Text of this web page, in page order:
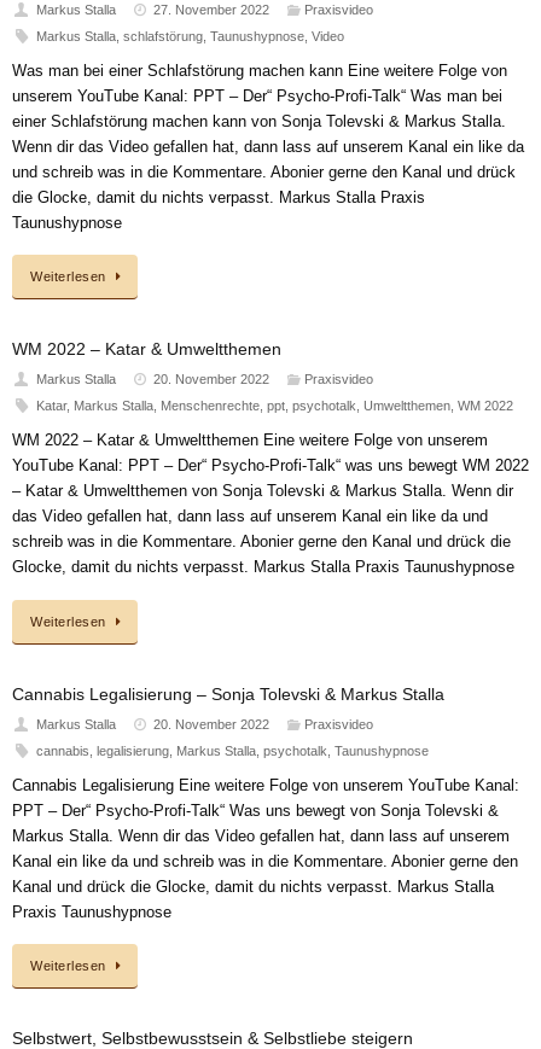
Markus Stalla 27. November 2022
Praxisvideo
Markus Stalla, schlafstörung, Taunushypnose, Video
Was man bei einer Schlafstörung machen kann Eine weitere Folge von
unserem YouTube Kanal: PPT – Der“ Psycho-Profi-Talk“ Was man bei
einer Schlafstörung machen kann von Sonja Tolevski & Markus Stalla.
Wenn dir das Video gefallen hat, dann lass auf unserem Kanal ein like da
und schreib was in die Kommentare. Abonier gerne den Kanal und drück
die Glocke, damit du nichts verpasst. Markus Stalla Praxis
Taunushypnose
Weiterlesen
WM 2022 – Katar & Umweltthemen
Markus Stalla 20. November 2022
Praxisvideo
Katar, Markus Stalla, Menschenrechte, ppt, psychotalk Umweltthemen, WM 2022
WM 2022 – Katar & Umweltthemen Eine weitere Folge von unserem
YouTube Kanal: PPT – Der“ Psycho-Profi-Talk“ was uns bewegt WM 2022
– Katar & Umweltthemen von Sonja Tolevski & Markus Stalla. Wenn dir
das Video gefallen hat, dann lass auf unserem Kanal ein like da und
schreib was in die Kommentare. Abonier gerne den Kanal und drück die
Glocke, damit du nichts verpasst. Markus Stalla Praxis Taunushypnose
Weiterlesen
Cannabis Legalisierung – Sonja Tolevski & Markus Stalla
Markus Stalla 20. November 2022
Praxisvideo
cannabis legalisierung, Markus Stalla, psychotalk Taunushypnose
Cannabis Legalisierung Eine weitere Folge von unserem YouTube Kanal:
PPT – Der“ Psycho-Profi-Talk“ Was uns bewegt von Sonja Tolevski &
Markus Stalla. Wenn dir das Video gefallen hat, dann lass auf unserem
Kanal ein like da und schreib was in die Kommentare. Abonier gerne den
Kanal und drück die Glocke, damit du nichts verpasst. Markus Stalla
Praxis Taunushypnose
Weiterlesen
Selbstwert, Selbstbewusstsein & Selbstliebe steigern